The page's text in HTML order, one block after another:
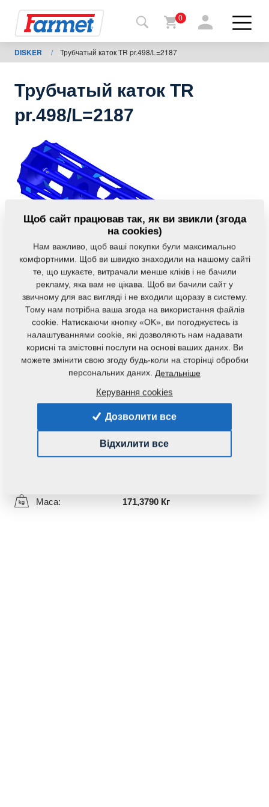
Назад
на
Магазин
Farmet
Мої
машини
Завантаження
0
DISKER / Трубчатый каток TR pr.498/L=2187
Трубчатый каток TR
pr.498/L=2187
Початковий каталоговий номер:
Дана запасна частина також застосовується і для
наступного обладнання:
Маса: 171,3790 Кг
Щоб сайт працював так, як ви звикли (згода
на cookies)
Нам важливо, щоб ваші покупки були максимально
комфортними. Щоб ви швидко знаходили на нашому сайті
те, що шукаєте, витрачали менше кліків і не бачили
рекламу, яка вам не цікава. Щоб ви бачили сайт у
звичному для вас вигляді і не входили щоразу в систему.
Тому нам потрібна ваша згода на використання файлів
cookie. Натискаючи кнопку «OK», ви погоджуєтесь із
налаштуваннями cookie, які дозволяють нам надавати
корисні та змістовні послуги на основі ваших даних. Ви
можете змінити свою згоду будь-коли на сторінці обробки
персональних даних. Детальніше
Керування cookies
Дозволити все
Відхилити все